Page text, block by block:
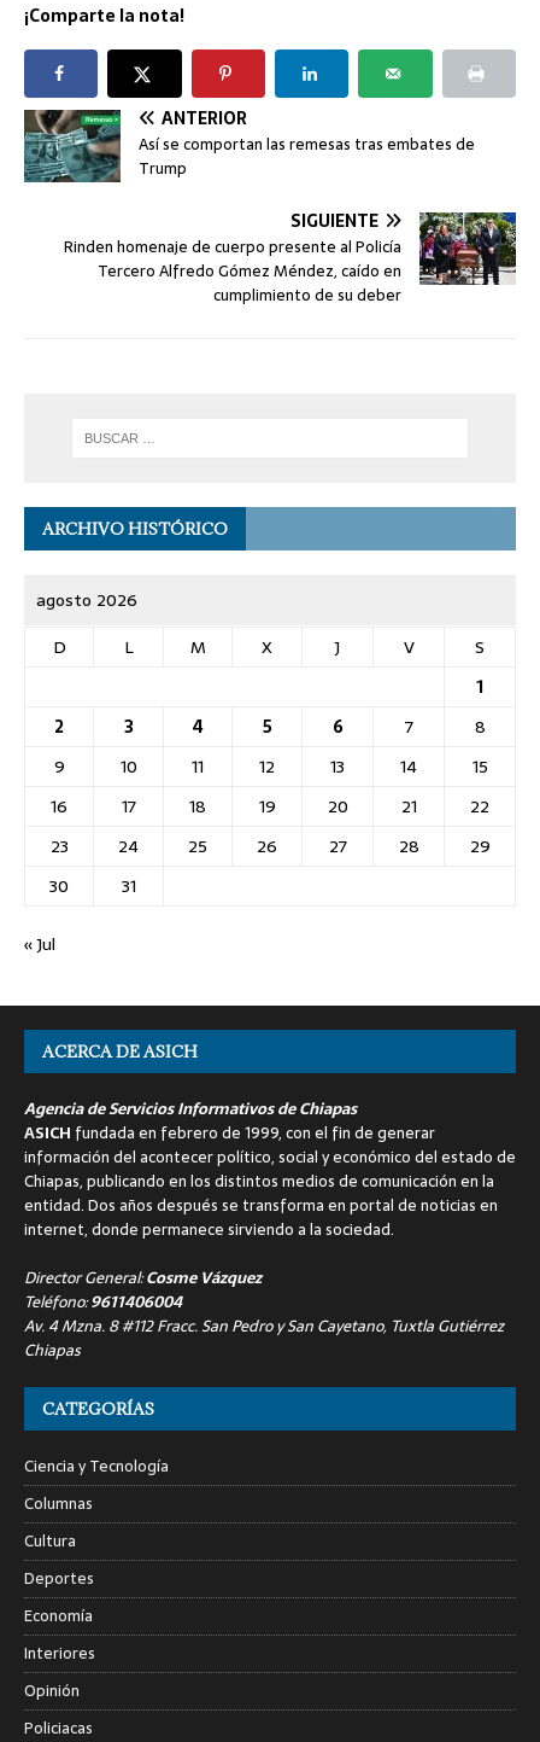
¡Comparte la nota!
ANTERIOR
Así se comportan las remesas tras embates de
Trump
SIGUIENTE
Rinden homenaje de cuerpo presente al Policía
Tercero Alfredo Gómez Méndez, caído en
cumplimiento de su deber
ARCHIVO HISTÓRICO
agosto 2026
D
L M X J V
S
1
2
3 4 5 6 7
8
9
10 11 12 13 14
15
16
17 18 19 20 21
22
23
24 25 26 27 28
29
30
31
« Jul
ACERCA DE ASICH
Agencia de Servicios Informativos de Chiapas
ASICH fundada en febrero de 1999, con el fin de generar
información del acontecer político, social y económico del estado de
Chiapas, publicando en los distintos medios de comunicación en la
entidad. Dos años después se transforma en portal de noticias en
internet, donde permanece sirviendo a la sociedad.
Director General:Cosme Vázquez
Teléfono:9611406004
Av. 4 Mzna. 8 #112 Fracc. San Pedro y San Cayetano, Tuxtla Gutiérrez
Chiapas
CATEGORÍAS
Ciencia y Tecnología
Columnas
Cultura
Deportes
Economía
Interiores
Opinión
Policiacas